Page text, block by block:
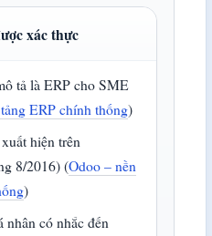
xác thực
tả là ERP cho SME
ERP chính thống)
hiện trên
8/2016) (Odoo – nền
)
có nhắc đến